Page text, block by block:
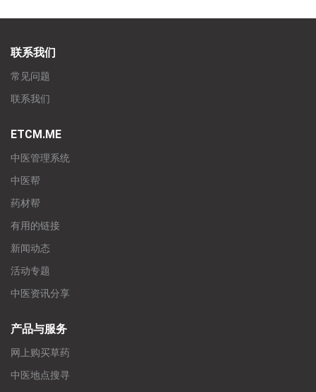
联系我们
常见问题
联系我们
ETCM.ME
中医管理系统
中医帮
药材帮
有用的链接
新闻动态
活动专题
中医资讯分享
产品与服务
网上购买草药
中医地点搜寻